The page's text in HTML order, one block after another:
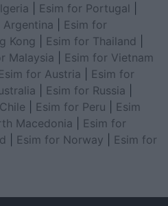
Esim for Portugal
Argentina
Esim for
Kong Esim for Thailand
Malaysia
Esim for Vietnam
Esim for Austria
Esim for
Esim for Russia
Esim for Peru
Esim
Macedonia
Esim for
Esim for Norway
Esim for